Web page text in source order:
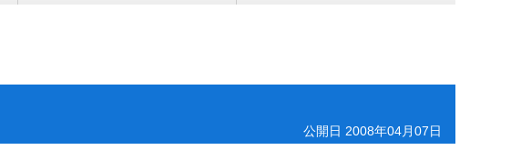
公開日 2008年04月07日